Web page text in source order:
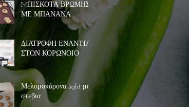
MΠΙΣΚΟΤΑ ΒΡΩΜΗΣ
ΜΕ ΜΠΑΝΑΝΑ
ΔΙΑΤΡΟΦΗ ΕΝΑΝΤΙΑ
ΣΤΟΝ ΚΟΡΩΝΟΙΟ
Μελομακάρονα light με
στεβια